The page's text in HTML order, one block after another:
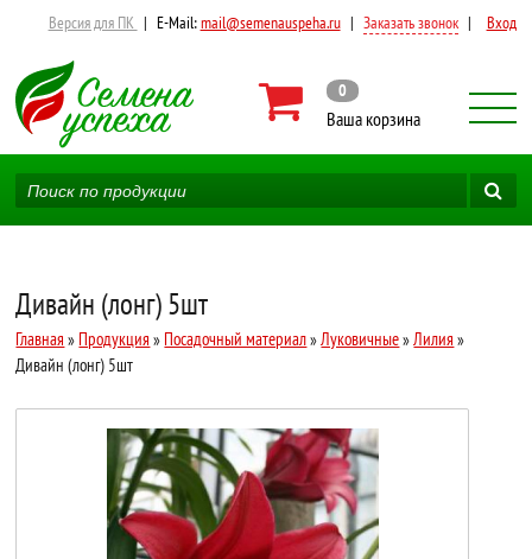
Версия для ПК | E-Mail:mail@semenauspeha.ru | Заказать звонок | Вход
0
Ваша корзина
Дивайн (лонг) 5шт
Главная » Продукция » Посадочный материал» Луковичные» Лилия »
Дивайн (лонг) 5шт